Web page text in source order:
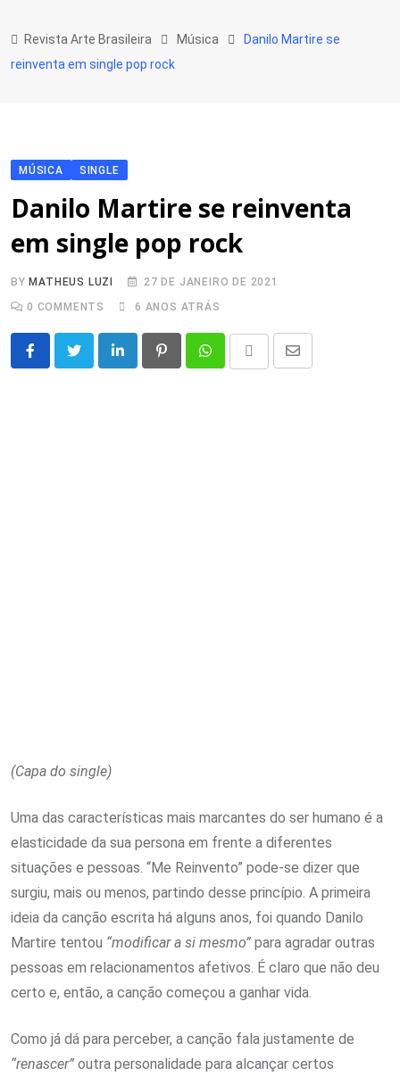
to
content
Revista Arte Brasileira Música
Danilo Martire se
reinventa em single pop rock
MÚSICA SINGLE
Danilo Martire se reinventa
em single pop rock
BY MATHEUS LUZI
27 DE JANEIRO DE 2021
0 COMMENTS 6 ANOS ATRÁS
LinkedIn PinterestWhatsappPrint
Share
(Capa do single)
Uma das características mais marcantes do ser humano é a
elasticidade da sua persona em frente a diferentes
situações e pessoas. “Me Reinvento” pode-se dizer que
surgiu, mais ou menos, partindo desse princípio. A primeira
ideia da canção escrita há alguns anos, foi quando Danilo
Martire tentou “modificar a si mesmo” para agradar outras
pessoas em relacionamentos afetivos. É claro que não deu
certo e, então, a canção começou a ganhar vida.
Como já dá para perceber, a canção fala justamente de
“renascer” outra personalidade para alcançar certos